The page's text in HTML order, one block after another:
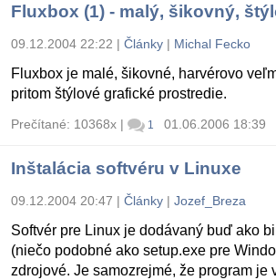
Fluxbox (1) - malý, šikovný,
09.12.2004 22:22 | Články | Michal Fecko
Fluxbox je malé, šikovné, harvérovo
pritom štýlové grafické prostredie.
Prečítané: 10368x | 1 01.06.2006 18:39
Inštalácia softvéru v Linuxe
09.12.2004 20:47 | Články | Jozef_Breza
Softvér pre Linux je dodávaný buď ako
(niečo podobné ako setup.exe pre
zdrojové. Je samozrejmé, že program je